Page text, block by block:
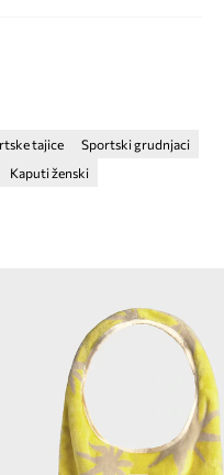
tajice
Sportski grudnjaci
Kaputi ženski